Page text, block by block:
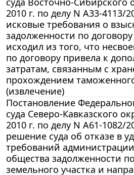
2010 г. по делу N А33-4113/
исковые требования о
задолженности по
исходил из того, что
по договору привела к
затратам, связанным с
прохождением
(извлечение)
Постановление
суда Северо-Кавказского
2010 г. по делу N А61-1082/
решение суда об отказе в
требований
общества задолженности
земельного участка и